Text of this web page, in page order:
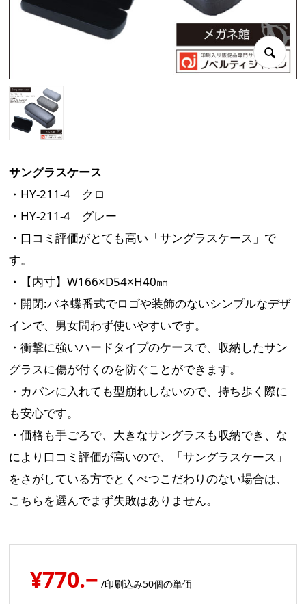
サングラスケース
・HY-211-4 クロ
・HY-211-4 グレー
・口コミ評価がとても高い「サングラスケース」で
す。
・【内寸】W166×D54×H40㎜
・開閉:バネ蝶番式でロゴや装飾のないシンプルなデザ
インで、男女問わず使いやすいです。
・衝撃に強いハードタイプのケースで、収納したサン
グラスに傷が付くのを防ぐことができます。
・カバンに入れても型崩れしないので、持ち歩く際に
も安心です。
・価格も手ごろで、大きなサングラスも収納でき、な
により口コミ評価が高いので、「サングラスケース」
をさがしている方でとくべつこだわりのない場合は、
こちらを選んでまず失敗はありません。
¥770.− /印刷込み50個の単価